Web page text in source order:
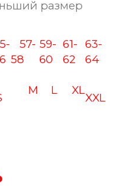
размер
57-
58
59-
60
61-
62
63-
64
M L XL
XXL